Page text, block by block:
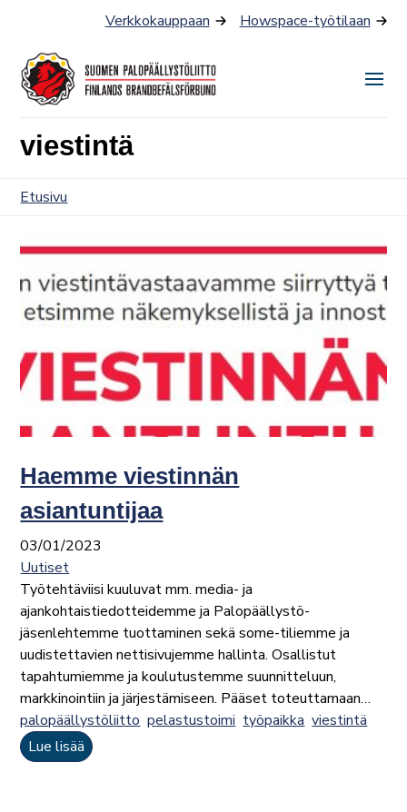
Verkkokauppaan Howspace-työtilaan
viestintä
Etusivu
Haemme viestinnän
asiantuntijaa
03/01/2023
Uutiset
Työtehtäviisi kuuluvat mm. media- ja
ajankohtaistiedotteidemme ja Palopäällystö-
jäsenlehtemme tuottaminen sekä some-tiliemme ja
uudistettavien nettisivujemme hallinta. Osallistut
tapahtumiemme ja koulutustemme suunnitteluun,
markkinointiin ja järjestämiseen. Pääset toteuttamaan…
palopäällystöliitto pelastustoimi työpaikka viestintä
Lue lisää